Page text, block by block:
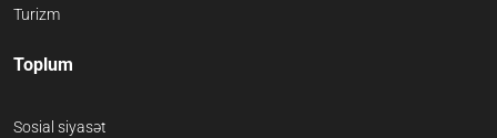
Turizm
Toplum
Sosial siyasət